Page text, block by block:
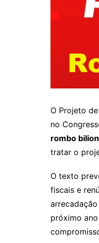
O Projeto
no
rombo
tratar o
O texto
fiscais e
próximo